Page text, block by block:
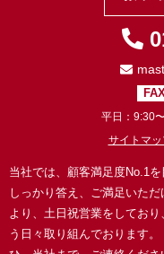
当社では、顧客満足度No.1
しっかり答え、ご満足いただ
より、土日祝営業をしてお
う日々取り組んでおります。
平日：9:30
サイトマッ